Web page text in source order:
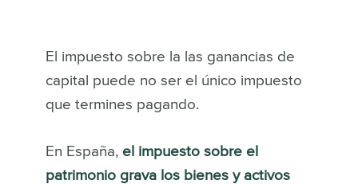
El impuesto sobre la las ganancias de
capital puede no ser el único impuesto
que termines pagando.
En España, el impuesto sobre el
patrimonio grava los bienes y activos